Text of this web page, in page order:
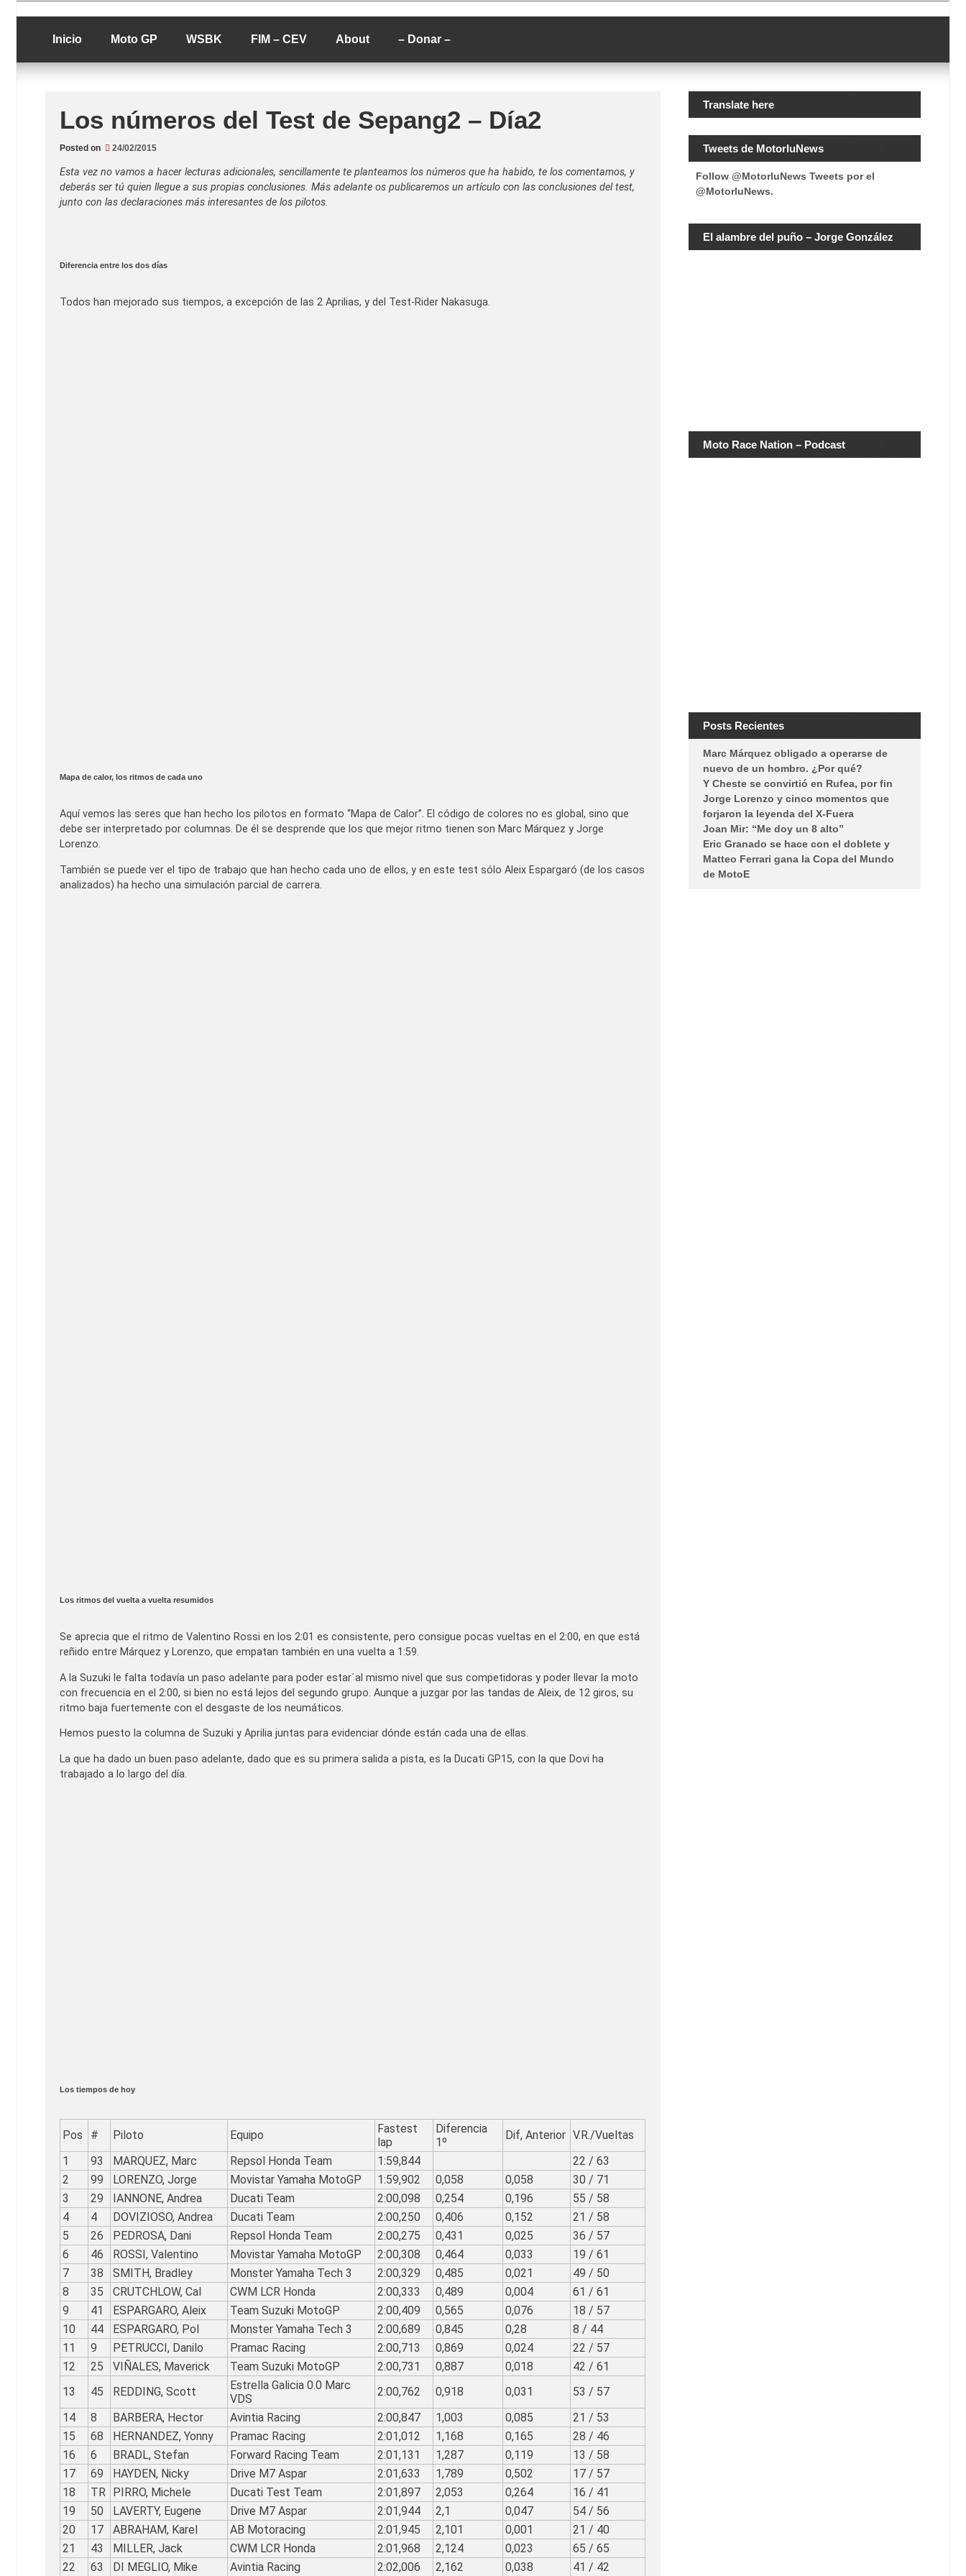
to
contentLucio Lopez GP
luciolopezgp
Inicio Moto GP WSBK FIM – CEV About – Donar –
Los números del Test de Sepang2 – Día2
Posted on 24/02/2015
Esta vez no vamos a hacer lecturas adicionales, sencillamente te planteamos los números que ha habido, te los comentamos, y
deberás ser tú quien llegue a sus propias conclusiones. Más adelante os publicaremos un artículo con las conclusiones del test,
junto con las declaraciones más interesantes de los pilotos.
Diferencia entre los dos días
Todos han mejorado sus tiempos, a excepción de las 2 Aprilias, y del Test-Rider Nakasuga.
Mapa de calor, los ritmos de cada uno
Aquí vemos las seres que han hecho los pilotos en formato “Mapa de Calor”. El código de colores no es global, sino que
debe ser interpretado por columnas. De él se desprende que los que mejor ritmo tienen son Marc Márquez y Jorge
Lorenzo.
También se puede ver el tipo de trabajo que han hecho cada uno de ellos, y en este test sólo Aleix Espargaró (de los casos
analizados) ha hecho una simulación parcial de carrera.
Los ritmos del vuelta a vuelta resumidos
Se aprecia que el ritmo de Valentino Rossi en los 2:01 es consistente, pero consigue pocas vueltas en el 2:00, en que está
reñido entre Márquez y Lorenzo, que empatan también en una vuelta a 1:59.
A la Suzuki le falta todavía un paso adelante para poder estar´al mismo nivel que sus competidoras y poder llevar la moto
con frecuencia en el 2:00, si bien no está lejos del segundo grupo. Aunque a juzgar por las tandas de Aleix, de 12 giros, su
ritmo baja fuertemente con el desgaste de los neumáticos.
Hemos puesto la columna de Suzuki y Aprilia juntas para evidenciar dónde están cada una de ellas.
La que ha dado un buen paso adelante, dado que es su primera salida a pista, es la Ducati GP15, con la que Dovi ha
trabajado a lo largo del día.
Los tiempos de hoy
Pos # Piloto Equipo
Fastest
lap
Diferencia
1º
Dif, Anterior V.R./Vueltas
1
93 MARQUEZ, Marc Repsol Honda Team 1:59,844
22 / 63
2
99 LORENZO, Jorge Movistar Yamaha MotoGP 1:59,902 0,058 0,058
30 / 71
3
29 IANNONE, Andrea Ducati Team 2:00,098 0,254 0,196
55 / 58
4
4 DOVIZIOSO, Andrea Ducati Team 2:00,250 0,406 0,152
21 / 58
5
26 PEDROSA, Dani Repsol Honda Team 2:00,275 0,431 0,025
36 / 57
6
46 ROSSI, Valentino Movistar Yamaha MotoGP 2:00,308 0,464 0,033
19 / 61
7
38 SMITH, Bradley Monster Yamaha Tech 3 2:00,329 0,485 0,021
49 / 50
8
35 CRUTCHLOW, Cal CWM LCR Honda 2:00,333 0,489 0,004
61 / 61
9
41 ESPARGARO, Aleix Team Suzuki MotoGP 2:00,409 0,565 0,076
18 / 57
10
44 ESPARGARO, Pol Monster Yamaha Tech 3 2:00,689 0,845 0,28
8 / 44
11
9 PETRUCCI, Danilo Pramac Racing 2:00,713 0,869 0,024
22 / 57
12
25 VIÑALES, Maverick Team Suzuki MotoGP 2:00,731 0,887 0,018
42 / 61
13
45 REDDING, Scott
Estrella Galicia 0.0 Marc
VDS
2:00,762 0,918 0,031
53 / 57
14
8 BARBERA, Hector Avintia Racing 2:00,847 1,003 0,085
21 / 53
15
68 HERNANDEZ, Yonny Pramac Racing 2:01,012 1,168 0,165
28 / 46
16
6 BRADL, Stefan Forward Racing Team 2:01,131 1,287 0,119
13 / 58
17
69 HAYDEN, Nicky Drive M7 Aspar 2:01,633 1,789 0,502
17 / 57
18
TR PIRRO, Michele Ducati Test Team 2:01,897 2,053 0,264
16 / 41
19
50 LAVERTY, Eugene Drive M7 Aspar 2:01,944 2,1 0,047
54 / 56
20
17 ABRAHAM, Karel AB Motoracing 2:01,945 2,101 0,001
21 / 40
21
43 MILLER, Jack CWM LCR Honda 2:01,968 2,124 0,023
65 / 65
22
63 DI MEGLIO, Mike Avintia Racing 2:02,006 2,162 0,038 41 / 42
Translate here
Tweets de MotorluNews
Follow @MotorluNews Tweets por el
@MotorluNews.
El alambre del puño – Jorge González
Moto Race Nation – Podcast
Posts Recientes
Marc Márquez obligado a operarse de
nuevo de un hombro. ¿Por qué?
Y Cheste se convirtió en Rufea, por fin
Jorge Lorenzo y cinco momentos que
forjaron la leyenda del X-Fuera
Joan Mir: “Me doy un 8 alto”
Eric Granado se hace con el doblete y
Matteo Ferrari gana la Copa del Mundo
de MotoE